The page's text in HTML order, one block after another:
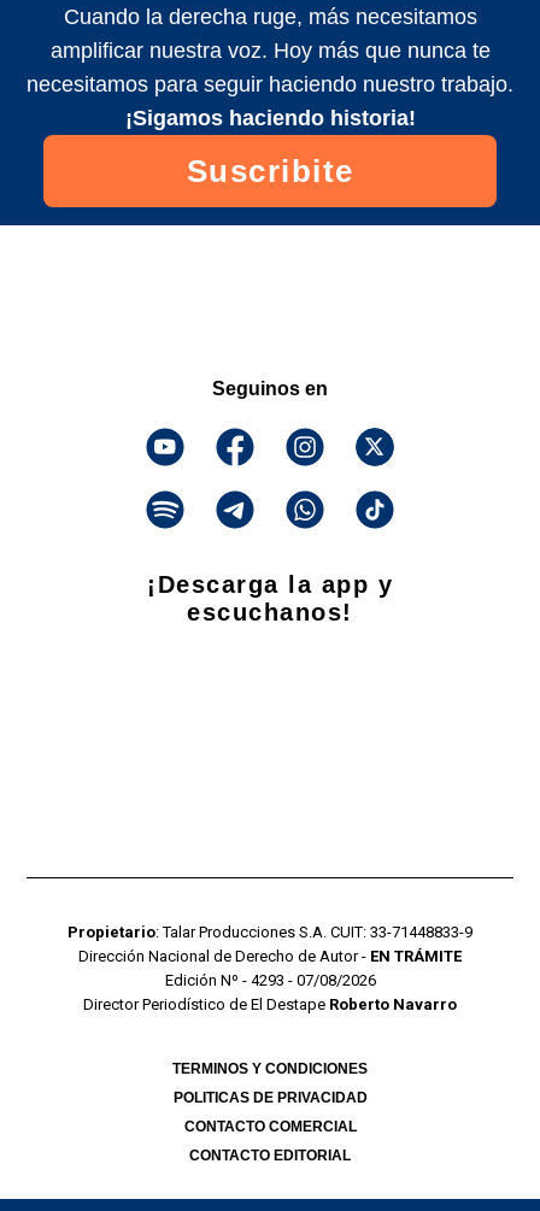
Cuando la derecha ruge, más necesitamos
amplificar nuestra voz. Hoy más que nunca te
necesitamos para seguir haciendo nuestro trabajo.
¡Sigamos haciendo historia!
Suscribite
Seguinos en
¡Descarga la app y
escuchanos!
Propietario: Talar Producciones S.A. CUIT: 33-71448833-9
Dirección Nacional de Derecho de Autor - EN TRÁMITE
Edición Nº - 4293 - 07/08/2026
Director Periodístico de El Destape Roberto Navarro
TERMINOS Y CONDICIONES
POLITICAS DE PRIVACIDAD
CONTACTO COMERCIAL
CONTACTO EDITORIAL